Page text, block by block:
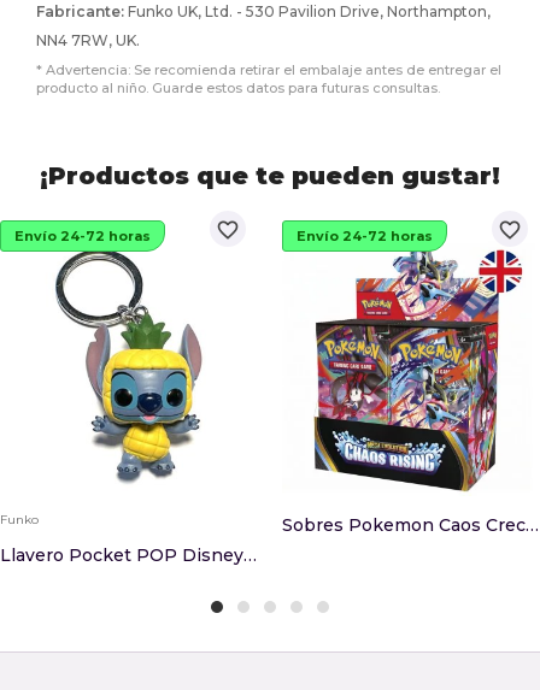
Fabricante: Funko UK, Ltd. - 530 Pavilion Drive, Northampton,
NN4 7RW, UK.
* Advertencia: Se recomienda retirar el embalaje antes de entregar el
producto al niño. Guarde estos datos para futuras consultas.
¡Productos que te pueden gustar!
favorite_border
Envío 24-72 horas
Funko
Llavero Pocket POP Disney Lilo & Stitch - Stitc...
favorite_border
Envío 24-72 horas
Sobres Pokemon Caos Creciente Ingles